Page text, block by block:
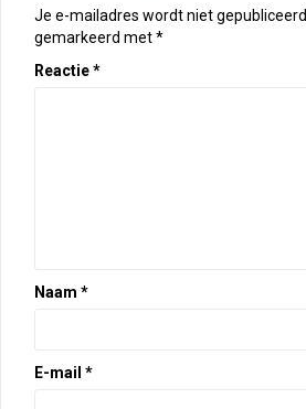
Je e-mailadres wordt niet gepubliceerd.
gemarkeerd met*
Reactie*
Naam *
E-mail *